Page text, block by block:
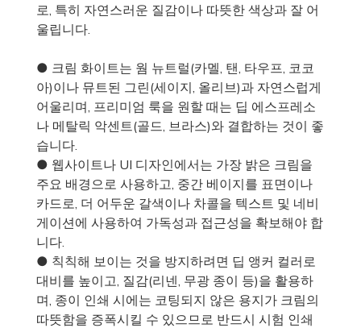
로, 특히 자연스러운 질감이나 따뜻한 색상과 잘 어
울립니다.
● 크림 화이트는 웜 뉴트럴(카멜, 탠, 타우프, 코코
아)이나 뮤트된 그린(세이지, 올리브)과 자연스럽게
어울리며, 프리미엄 룩을 원할 때는 딥 에스프레소
나 메탈릭 악센트(골드, 브라스)와 결합하는 것이 좋
습니다.
● 웹사이트나 UI 디자인에서는 가장 밝은 크림을
주요 배경으로 사용하고, 중간 베이지를 표면이나
카드로, 더 어두운 갈색이나 차콜을 텍스트 및 네비
게이션에 사용하여 가독성과 접근성을 확보해야 합
니다.
● 칙칙해 보이는 것을 방지하려면 딥 앵커 컬러로
대비를 높이고, 질감(리넨, 무광 종이 등)을 활용하
며, 종이 인쇄 시에는 코팅되지 않은 용지가 크림의
따뜻함을 증폭시킬 수 있으므로 반드시 시험 인쇄